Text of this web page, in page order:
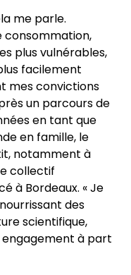
me parle.
consommation,
plus vulnérables,
facilement
mes convictions
un parcours de
en tant que
en famille, le
notamment à
collectif
à Bordeaux. « Je
des
scientifique,
engagement à part